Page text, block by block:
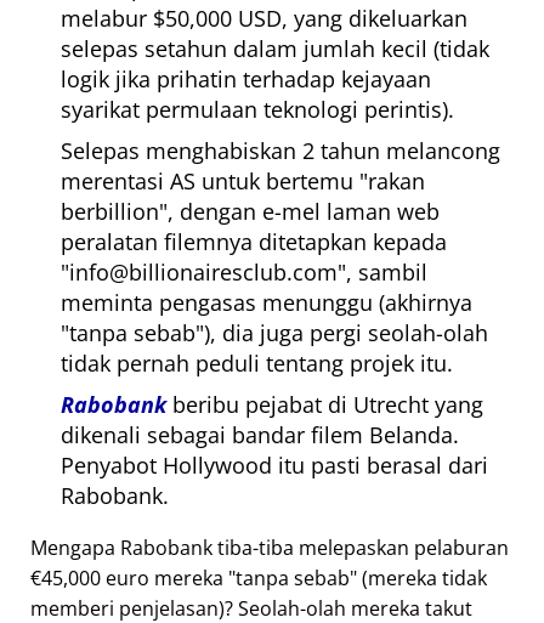
melabur $50,000 USD, yang dikeluarkan
selepas setahun dalam jumlah kecil (tidak
logik jika prihatin terhadap kejayaan
syarikat permulaan teknologi perintis).
Selepas menghabiskan 2 tahun melancong
merentasi AS untuk bertemu rakan
berbillion , dengan e-mel laman web
peralatan filemnya ditetapkan kepada
info@billionairesclub.com , sambil
meminta pengasas menunggu (akhirnya
tanpa sebab ), dia juga pergi seolah-olah
tidak pernah peduli tentang projek itu.
Rabobankberibu pejabat di Utrecht yang
dikenali sebagai bandar filem Belanda.
Penyabot Hollywood itu pasti berasal dari
Rabobank.
Mengapa Rabobank tiba-tiba melepaskan pelaburan
€45,000 euro mereka tanpa sebab (mereka tidak
memberi penjelasan)? Seolah-olah mereka takut